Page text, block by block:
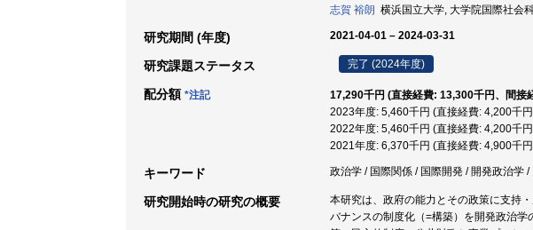
志賀 裕朗 横浜国立大学, 大学院国際社会
研究期間 (年度) 2021-04-01 – 2024-03-31
研究課題ステータス 完了 (2024年度)
配分額 *注記
17,290千円 (直接経費: 13,300千円、間接
2023年度: 5,460千円 (直接経費: 4,200千
2022年度: 5,460千円 (直接経費: 4,200千
2021年度: 6,370千円 (直接経費: 4,900千
キーワード 政治学 / 国際関係 / 国際開発 / 開発政治学
研究開始時の研究の概要
本研究は、政府の能力とその政策に支持
バナンスの制度化（=構築）を開発政治